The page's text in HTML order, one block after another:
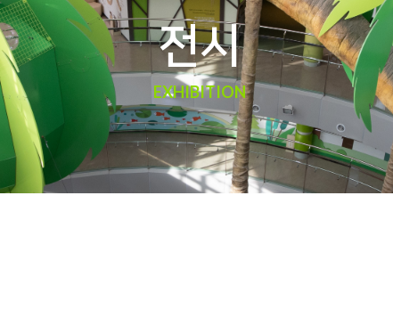
전시
EXHIBITION